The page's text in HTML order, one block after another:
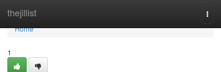
thejillist
Home
Home
1